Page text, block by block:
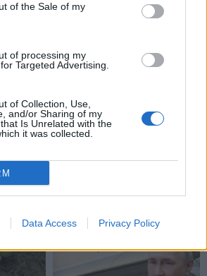
of the Sale of my
of processing my
Targeted Advertising.
of Collection, Use,
and/or Sharing of my
Is Unrelated with the
it was collected.
Data Access Privacy Policy
7
Pasaulis
Zelenskio vizitas
karo pradžios: Belgrade